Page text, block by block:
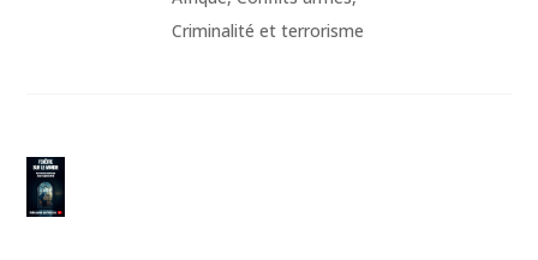
Criminalité et terrorisme